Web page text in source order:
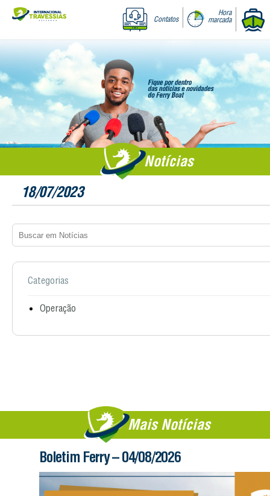
Contatos
Hora
marcada
Notícias
18/07/2023
Categorias
Operação
Mais Notícias
Boletim Ferry – 04/08/2026